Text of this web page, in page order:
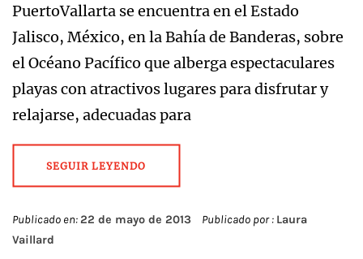
PuertoVallarta se encuentra en el Estado
Jalisco, México, en la Bahía de Banderas, sobre
el Océano Pacífico que alberga espectaculares
playas con atractivos lugares para disfrutar y
relajarse, adecuadas para
SEGUIR LEYENDO
Publicado en:22 de mayo de 2013 Publicado por : Laura
Vaillard